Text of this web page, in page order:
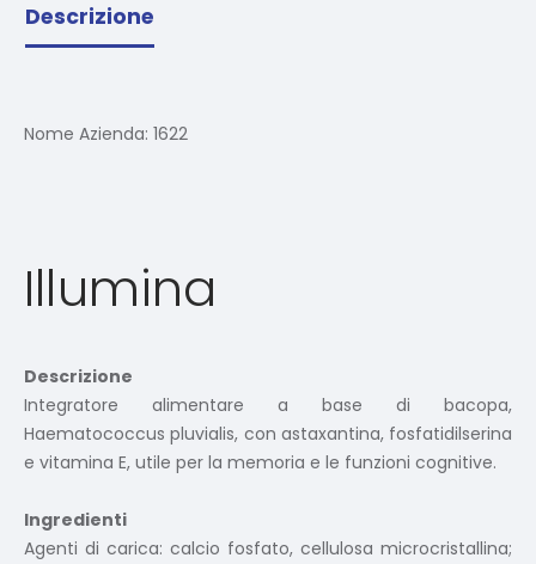
Descrizione
Nome Azienda: 1622
Illumina
Descrizione
Integratore alimentare a base di bacopa,
Haematococcus pluvialis, con astaxantina, fosfatidilserina
e vitamina E, utile per la memoria e le funzioni cognitive.
Ingredienti
Agenti di carica: calcio fosfato, cellulosa microcristallina;